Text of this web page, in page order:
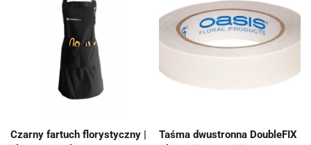
Czarny fartuch florystyczny |
Taśma dwustronna DoubleFIX